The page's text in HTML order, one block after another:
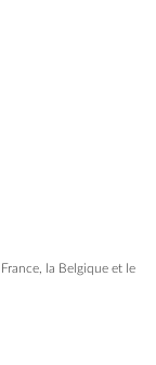
la Belgique et le